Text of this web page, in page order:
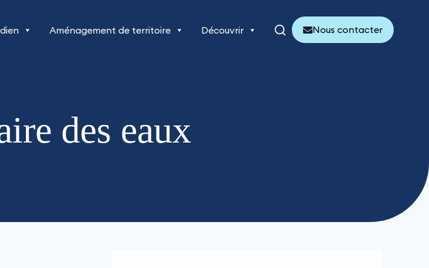
Aménagement de territoire Découvrir Nous contacter
des eaux